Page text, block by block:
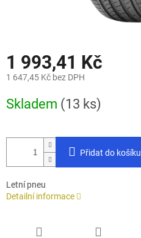
1 993,41 Kč
1 647,45 Kč bez DPH
cena:
Skladem (13 ks)
Přidat do košíku
Letní pneu
Detailní informace